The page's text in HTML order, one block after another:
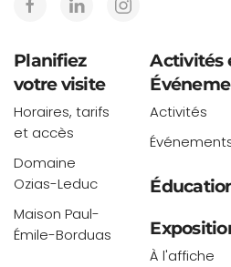
Planifiez
votre visite
Horaires, tarifs
et accès
Domaine
Ozias-Leduc
Maison Paul-
Émile-Borduas
Activités
Activités
À l'affiche